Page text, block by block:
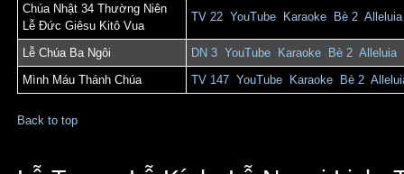
Chúa Nhật 34 Thường Niên
Lễ Đức Giêsu Kitô Vua
TV 22 YouTube Karaoke Bè 2 Alleluia
Lễ Chúa Ba Ngôi DN 3 YouTube Karaoke Bè 2 Alleluia
Mình Máu Thánh Chúa
TV 147 YouTube Karaoke Bè 2
Back to top